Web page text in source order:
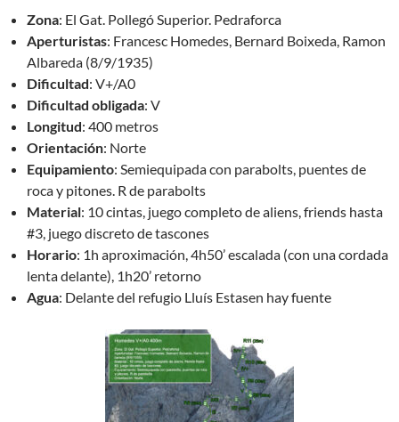
Zona: El Gat. Pollegó Superior. Pedraforca
Aperturistas: Francesc Homedes, Bernard Boixeda, Ramon
Albareda (8/9/1935)
Dificultad: V+/A0
Dificultad obligada: V
Longitud: 400 metros
Orientación: Norte
Equipamiento: Semiequipada con parabolts, puentes de
roca y pitones. R de parabolts
Material: 10 cintas, juego completo de aliens, friends hasta
#3, juego discreto de tascones
Horario: 1h aproximación, 4h50’ escalada (con una cordada
lenta delante), 1h20’ retorno
Agua: Delante del refugio Lluís Estasen hay fuente